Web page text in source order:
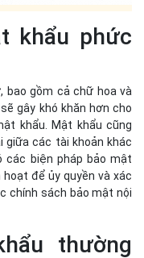
thường
tạp, bạn vẫn phải tiến
khoản của công ty cứ
ứng dụng đều có chức
khẩu trong một khoảng
hai yếu tố